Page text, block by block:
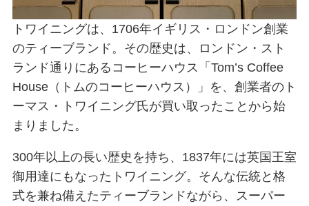
トワイニングは、1706年イギリス・ロンドン創業
のティーブランド。その歴史は、ロンドン・スト
ランド通りにあるコーヒーハウス「Tom’s Coffee
House（トムのコーヒーハウス）」を、創業者のト
ーマス・トワイニング氏が買い取ったことから始
まりました。
300年以上の長い歴史を持ち、1837年には英国王室
御用達にもなったトワイニング。そんな伝統と格
式を兼ね備えたティーブランドながら、スーパー